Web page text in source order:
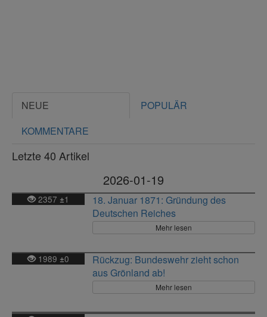
NEUE
POPULÄR
KOMMENTARE
Letzte 40 Artikel
2026-01-19
2357 ±1
18. Januar 1871: Gründung des
Deutschen Reiches
Mehr lesen
1989 ±0
Rückzug: Bundeswehr zieht schon
aus Grönland ab!
Mehr lesen